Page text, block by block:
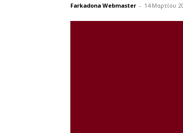
Farkadona Webmaster - 14 Μαρτίου